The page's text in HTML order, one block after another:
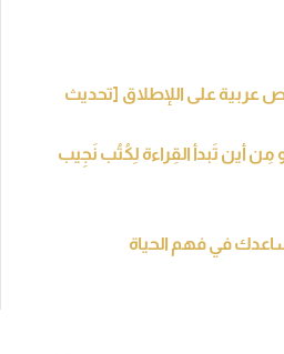
وقصص عربية على اللإطلاق [تحديث
أين تَبدأ القِراءة لِكُتُب نَجِيب
في فهم الحياة